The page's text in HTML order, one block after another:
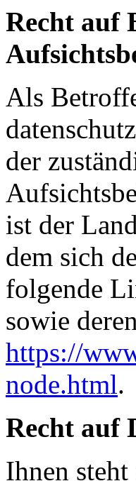
Recht auf
Als
der
ist der
dem sich
folgende
sowie
https://
node.html.
Recht auf
Ihnen